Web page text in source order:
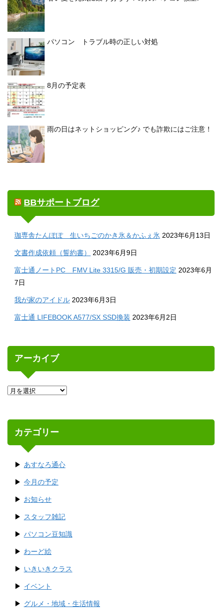
パソコン トラブル時の正しい対処
8月の予定表
雨の日はネットショッピング♪ でも詐欺にはご注意！
BBサポートブログ
珈専舎たんぽぽ 生いちごのかき氷＆かふぇ氷 2023年6月13日
文書作成依頼（誓約書） 2023年6月9日
富士通ノートPC FMV Lite 3315/G 販売・初期設定 2023年6月
7日
我が家のアイドル 2023年6月3日
富士通 LIFEBOOK A577/SX SSD換装 2023年6月2日
アーカイブ
カテゴリー
あすなろ通心
今月の予定
お知らせ
スタッフ雑記
パソコン豆知識
わーど絵
いきいきクラス
イベント
グルメ・地域・生活情報